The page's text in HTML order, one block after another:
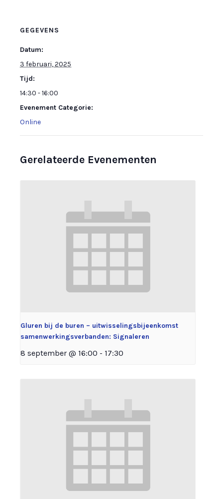
GEGEVENS
Datum:
3 februari, 2025
Tijd:
14:30 - 16:00
Evenement Categorie:
Online
Gerelateerde Evenementen
Gluren bij de buren – uitwisselingsbijeenkomst
samenwerkingsverbanden: Signaleren
8 september @ 16:00 - 17:30